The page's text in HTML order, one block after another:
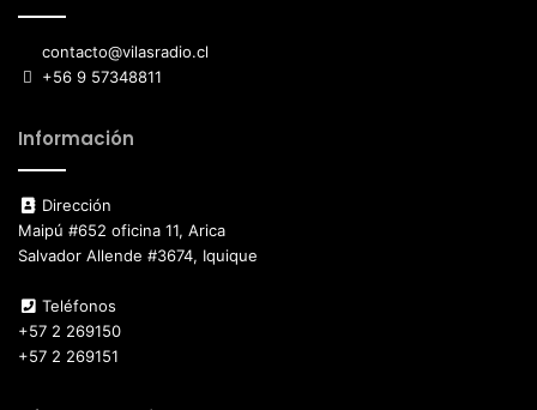
contacto@vilasradio.cl
+56 9 57348811
Información
Dirección
Maipú #652 oficina 11, Arica
Salvador Allende #3674, Iquique
Teléfonos
+57 2 269150
+57 2 269151